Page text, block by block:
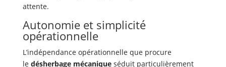
attente.
Autonomie et simplicité
opérationnelle
L’indépendance opérationnelle que procure
le désherbage mécaniqueséduit particulièrement